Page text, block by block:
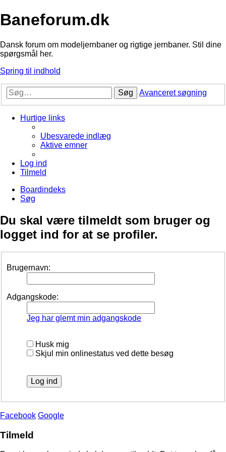
Baneforum.dk
Dansk forum om modeljernbaner og rigtige jernbaner. Stil dine
spørgsmål her.
Spring til indhold
Søg Avanceret søgning
Hurtige links
Ubesvarede indlæg
Aktive emner
Log ind
Tilmeld
Boardindeks
Søg
Du skal være tilmeldt som bruger og
logget ind for at se profiler.
Brugernavn:
Adgangskode:
Jeg har glemt min adgangskode
Husk mig
Skjul min onlinestatus ved dette besøg
Facebook Google
Tilmeld